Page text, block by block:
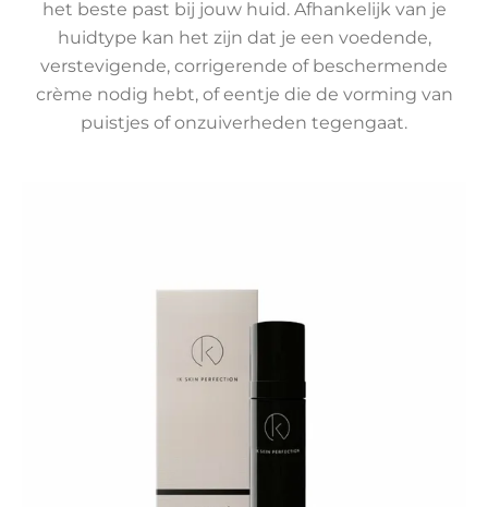
het beste past bij jouw huid. Afhankelijk van je
huidtype kan het zijn dat je een voedende,
verstevigende, corrigerende of beschermende
crème nodig hebt, of eentje die de vorming van
puistjes of onzuiverheden tegengaat.